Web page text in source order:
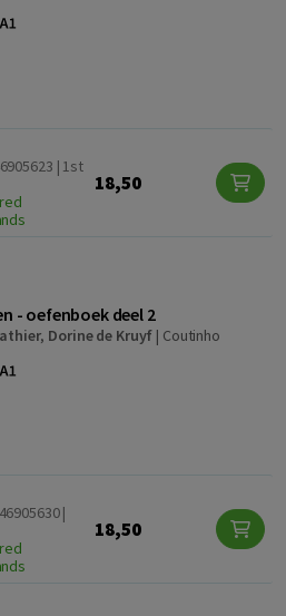
| 1st
18,50
- oefenboek deel 2
, Dorine de Kruyf | Coutinho
|
18,50